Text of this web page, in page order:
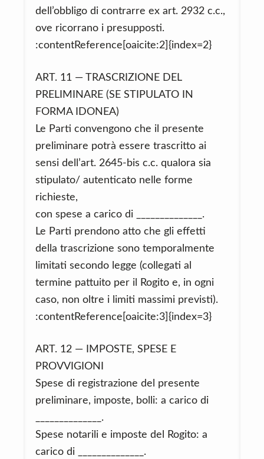
dell’obbligo di contrarre ex art. 2932 c.c.,
ove ricorrano i presupposti.
:contentReference[oaicite:2]{index=2}
ART. 11 — TRASCRIZIONE DEL
PRELIMINARE (SE STIPULATO IN
FORMA IDONEA)
Le Parti convengono che il presente
preliminare potrà essere trascritto ai
sensi dell’art. 2645-bis c.c. qualora sia
stipulato/ autenticato nelle forme
richieste,
con spese a carico di ______________.
Le Parti prendono atto che gli effetti
della trascrizione sono temporalmente
limitati secondo legge (collegati al
termine pattuito per il Rogito e, in ogni
caso, non oltre i limiti massimi previsti).
:contentReference[oaicite:3]{index=3}
ART. 12 — IMPOSTE, SPESE E
PROVVIGIONI
Spese di registrazione del presente
preliminare, imposte, bolli: a carico di
______________.
Spese notarili e imposte del Rogito: a
carico di ______________.